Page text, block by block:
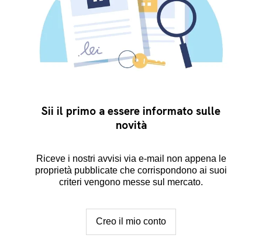
Sii il primo a essere informato sulle
novità
Riceve i nostri avvisi via e-mail non appena le
proprietà pubblicate che corrispondono ai suoi
criteri vengono messe sul mercato.
Creo il mio conto